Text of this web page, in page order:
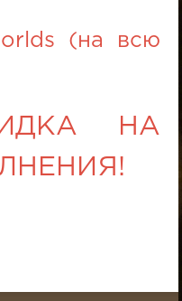
(на всю
НА